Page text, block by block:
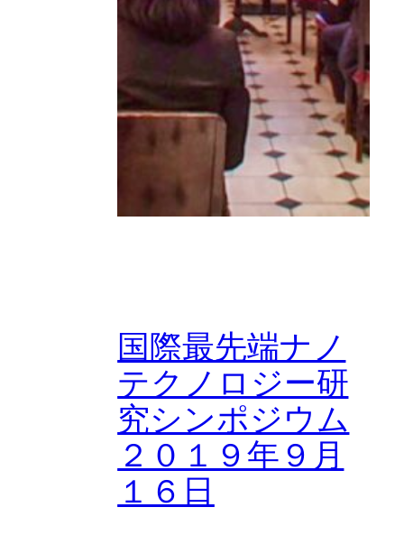
国際最先端ナノ
テクノロジー研
究シンポジウム
２０１９年９月
１６日